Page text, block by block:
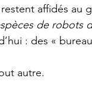
affidés au
de robots
: des «
autre.